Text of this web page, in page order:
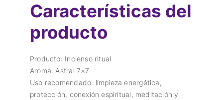
Características del
producto
Producto: Incienso ritual
Aroma: Astral 7×7
Uso recomendado: limpieza energética,
protección, conexión espiritual, meditación y